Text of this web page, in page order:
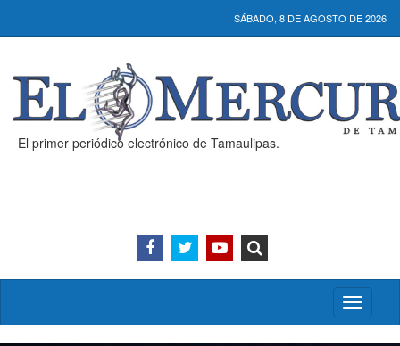
SÁBADO, 8 DE AGOSTO DE 2026
El primer periódico electrónico de Tamaulipas.
Activar/
menú